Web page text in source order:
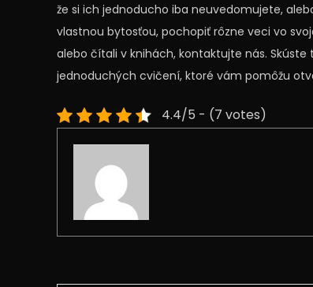
že si ich jednoducho iba neuvedomujete,
vlastnou bytosťou, pochopiť rôzne veci vo
alebo čítali v knihách, kontaktujte nás.
jednoduchých cvičení, ktoré vám pomôžu
4.4/5 - (7 votes)